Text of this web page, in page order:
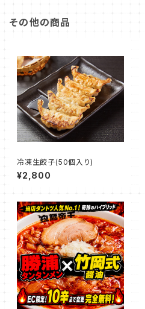
その他の商品
冷凍生餃子(50個入り)
¥2,800